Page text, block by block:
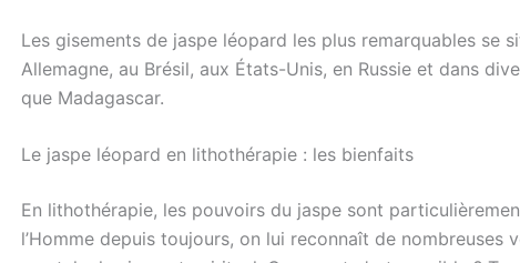
Les gisements de jaspe léopard les plus remarquables se
Allemagne, au Brésil, aux États-Unis, en Russie et dans
que Madagascar.
Le jaspe léopard en lithothérapie : les bienfaits
En lithothérapie, les pouvoirs du jaspe sont
l’Homme depuis toujours, on lui reconnaît de nombreuses